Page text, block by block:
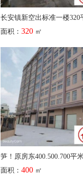
面积：320㎡
面积：400㎡